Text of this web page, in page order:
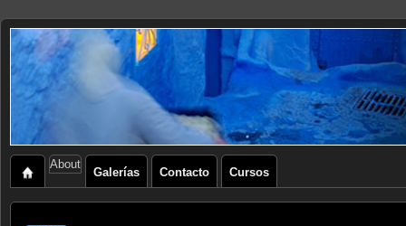
About
Galerías Contacto Cursos